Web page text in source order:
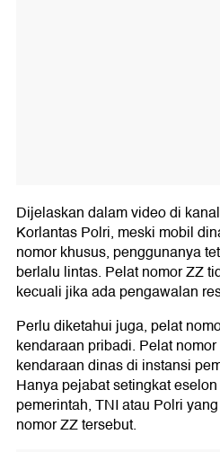
Dijelaskan dalam video di
Korlantas Polri, meski mobil
nomor khusus, penggunanya
berlalu lintas. Pelat nomor ZZ
kecuali jika ada pengawalan
Perlu diketahui juga, pelat
kendaraan pribadi. Pelat
kendaraan dinas di instansi
Hanya pejabat setingkat
pemerintah, TNI atau Polri
nomor ZZ tersebut.